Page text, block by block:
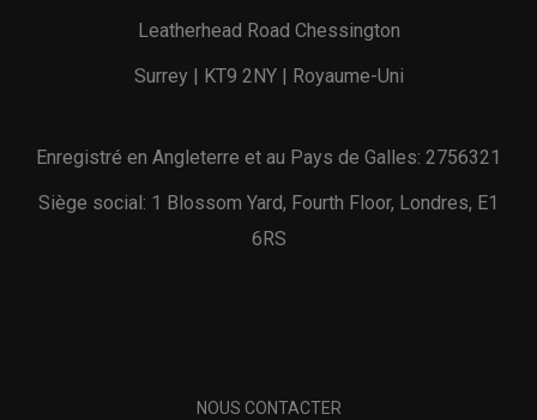
Leatherhead Road Chessington
Surrey | KT9 2NY | Royaume-Uni
Enregistré en Angleterre et au Pays de Galles: 2756321
Siège social: 1 Blossom Yard, Fourth Floor, Londres, E1
6RS
NOUS CONTACTER